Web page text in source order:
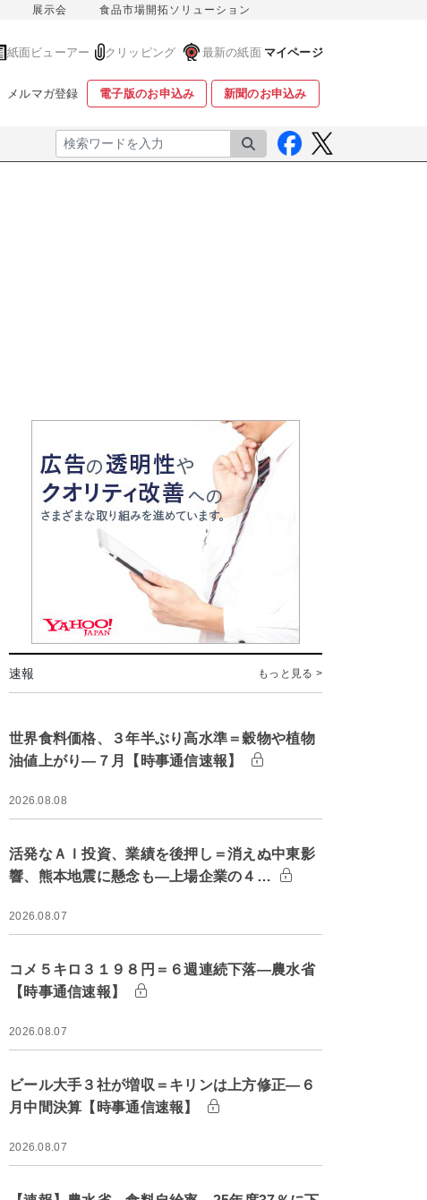
展示会 食品市場開拓ソリューション
紙面ビューアー クリッピング 最新の紙面 マイページ
メルマガ登録 電子版のお申込み 新聞のお申込み
検索
速報 もっと見る >
世界食料価格、３年半ぶり高水準＝穀物や植物
油値上がり―７月【時事通信速報】
2026.08.08
活発なＡＩ投資、業績を後押し＝消えぬ中東影
響、熊本地震に懸念も―上場企業の４…
2026.08.07
コメ５キロ３１９８円＝６週連続下落―農水省
【時事通信速報】
2026.08.07
ビール大手３社が増収＝キリンは上方修正―６
月中間決算【時事通信速報】
2026.08.07